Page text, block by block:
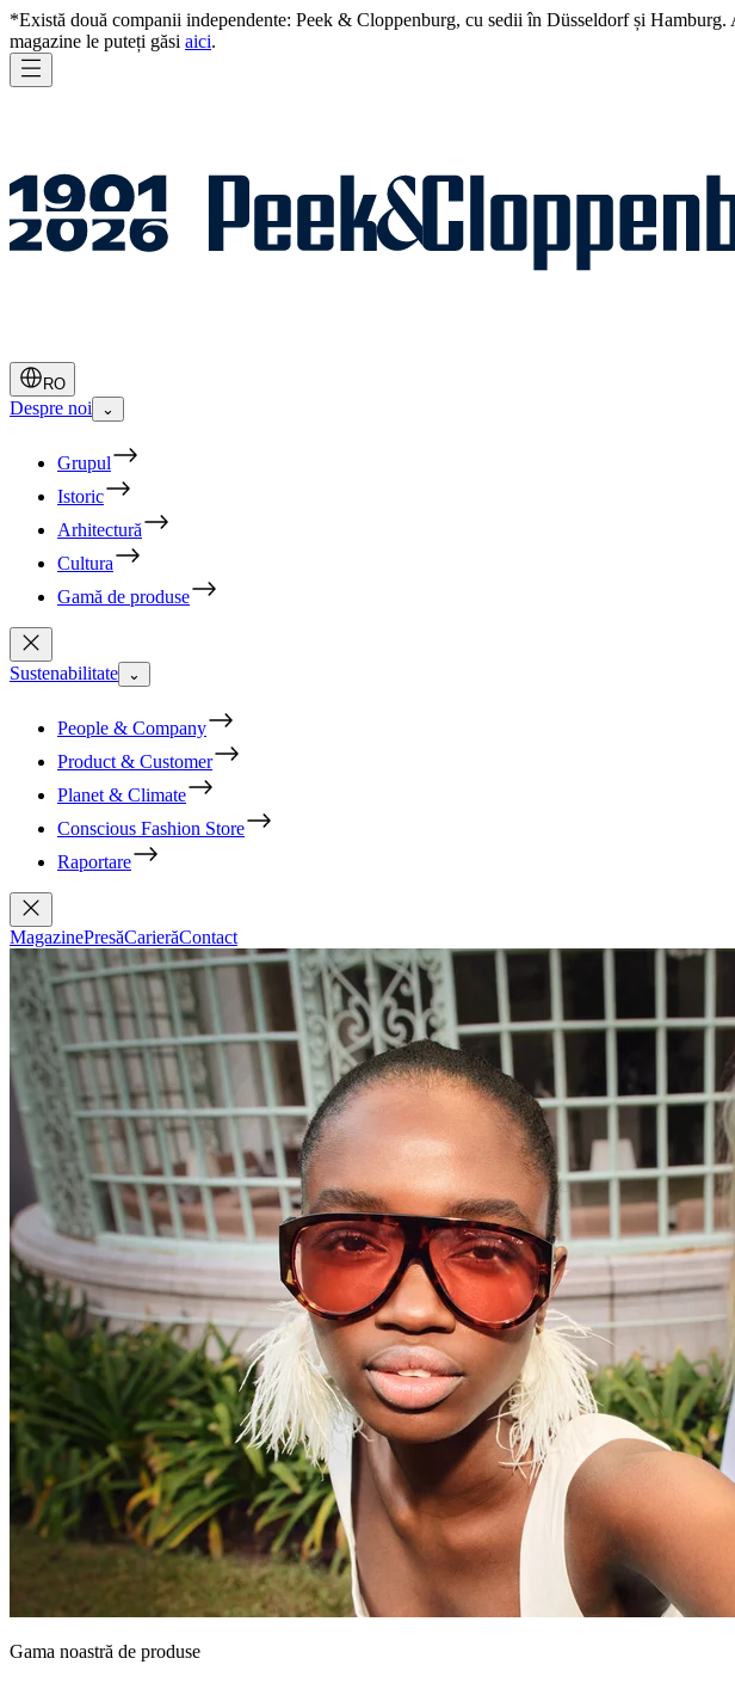
*Există două companii independente: Peek & Cloppenburg, cu sedii în Düsseldorf și
magazine le puteți găsi aici.
RO
Despre noi ⌄
Grupul
Istoric
Arhitectură
Cultura
Gamă de produse
Sustenabilitate ⌄
People & Company
Product & Customer
Planet & Climate
Conscious Fashion Store
Raportare
MagazinePresăCarierăContact
Gama noastră de produse